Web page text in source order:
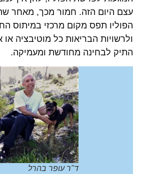
עצם היום הזה. חמור מכך, מאחר
הפוליו תפס מקום מרכזי במיתוס
ולרשויות הבריאות כל מוטיבציה
התיק לבחינה מחודשת ומעמיקה.
ד"ר עופר בהרל